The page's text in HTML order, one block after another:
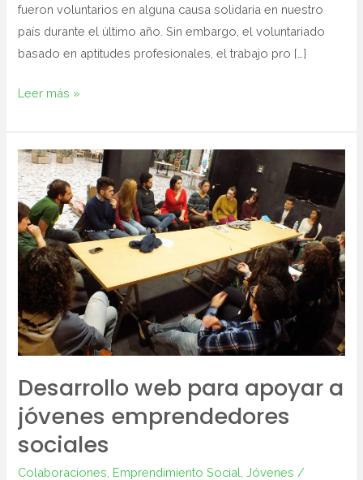
fueron voluntarios en alguna causa solidaria en nuestro
país durante el último año. Sin embargo, el voluntariado
basado en aptitudes profesionales, el trabajo pro […]
Leer más »
Desarrollo web para apoyar a
jóvenes emprendedores
sociales
Colaboraciones Emprendimiento Social ,Jóvenes /
Desarrollo
web
para
apoyar
a
jóvenes
emprendedores
sociales